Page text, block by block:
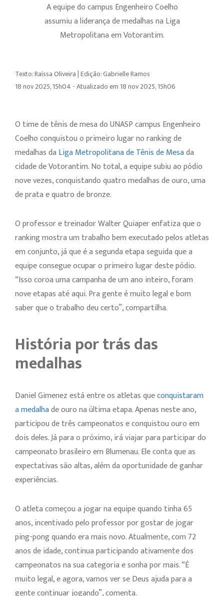
A equipe do campus Engenheiro Coelho
assumiu a liderança de medalhas na Liga
Metropolitana em Votorantim.
Texto: Raíssa Oliveira | Edição: Gabrielle Ramos
18 nov 2025, 15h04 - Atualizado em 18 nov 2025, 15h06
O time de tênis de mesa do UNASP campus Engenheiro
Coelho conquistou o primeiro lugar no ranking de
medalhas da Liga Metropolitana de Tênis de Mesada
cidade de Votorantim. No total, a equipe subiu ao pódio
nove vezes, conquistando quatro medalhas de ouro, uma
de prata e quatro de bronze.
O professor e treinador Walter Quiaper enfatiza que o
ranking mostra um trabalho bem executado pelos atletas
em conjunto, já que é a segunda etapa seguida que a
equipe consegue ocupar o primeiro lugar deste pódio.
“Isso coroa uma campanha de um ano inteiro, foram
nove etapas até aqui. Pra gente é muito legal e bom
saber que o trabalho deu certo”, compartilha.
História por trás das
medalhas
Daniel Gimenez está entre os atletas queconquistaram
a medalhade ouro na última etapa. Apenas neste ano,
participou de três campeonatos e conquistou ouro em
dois deles. Já para o próximo, irá viajar para participar do
campeonato brasileiro em Blumenau. Ele conta que as
expectativas são altas, além da oportunidade de ganhar
experiências.
O atleta começou a jogar na equipe quando tinha 65
anos, incentivado pelo professor por gostar de jogar
ping-pong quando era mais novo. Atualmente, com 72
anos de idade, continua participando ativamente dos
campeonatos na sua categoria e sonha por mais. “É
muito legal, e agora, vamos ver se Deus ajuda para a
gente continuar jogando”, comenta.